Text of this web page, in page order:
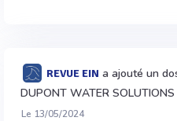
REVUE EIN a ajouté un
DUPONT WATER SOLUTIONS
Le 13/05/2024